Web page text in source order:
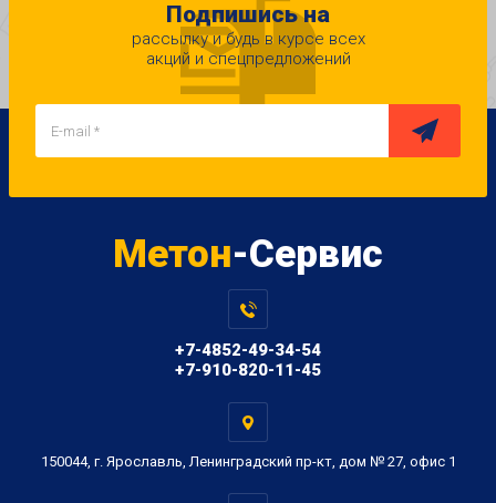
Подпишись на
рассылку и будь в курсе всех
акций и спецпредложений
Метон-Сервис
+7-4852-49-34-54
+7-910-820-11-45
150044, г. Ярославль, Ленинградский пр-кт, дом № 27, офис 1